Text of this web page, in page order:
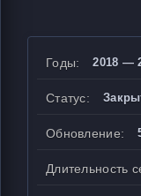
Годы: 2018 —
Статус:
Обновление:
Длительность